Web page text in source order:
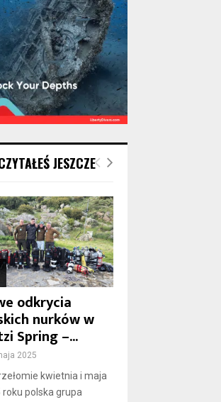
JESZCZE
odkrycia
nurków w
Spring –...
2025
kwietnia i maja
roku polska grupa